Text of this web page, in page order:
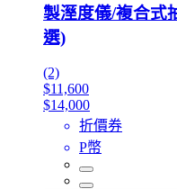
製溼度儀/複合式
選)
(2)
$11,600
$14,000
折價券
P幣